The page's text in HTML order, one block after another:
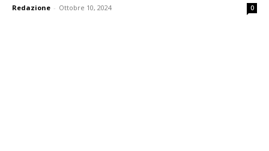
Redazione - Ottobre 10, 2024 0